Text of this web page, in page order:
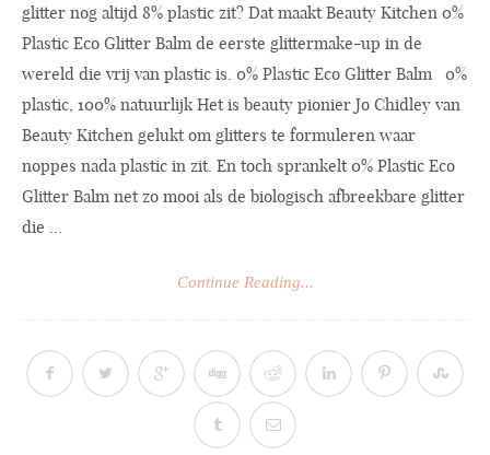
glitter nog altijd 8% plastic zit? Dat maakt Beauty Kitchen 0%
Plastic Eco Glitter Balm de eerste glittermake-up in de
wereld die vrij van plastic is. 0% Plastic Eco Glitter Balm 0%
plastic, 100% natuurlijk Het is beauty pionier Jo Chidley van
Beauty Kitchen gelukt om glitters te formuleren waar
noppes nada plastic in zit. En toch sprankelt 0% Plastic Eco
Glitter Balm net zo mooi als de biologisch afbreekbare glitter
die ...
Continue Reading...